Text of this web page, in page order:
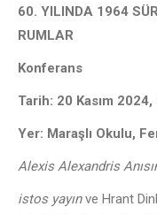
60. YILINDA 1964
RUMLAR
Konferans
Tarih: 20 Kasım
Yer: Maraşlı Okulu,
Alexis Alexandris
istos yayınve Hrant